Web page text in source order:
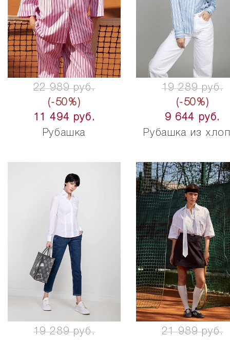
22 989 руб.
(-50%)
11 494 руб.
Рубашка
19 289 руб.
(-50%)
9 644 руб.
Рубашка из
19 289 руб. 21 989 руб.